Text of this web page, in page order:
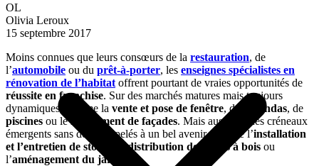
OL
Olivia Leroux
15 septembre 2017
Moins connues que leurs consœurs de la restauration, de
l’automobile ou du prêt-à-porter, les enseignes spécialistes en
rénovation de l’habitat offrent pourtant de vraies opportunités de
réussite en franchise. Sur des marchés matures mais toujours
dynamiques, comme la vente et pose de fenêtre, de vérandas, de
piscines ou leravalement de façades. Mais aussi sur des créneaux
émergents sans doute appelés à un bel avenir, comme l’installation
et l’entretien de stores
, ladistribution de poêles à bois ou
l’aménagement du jardin